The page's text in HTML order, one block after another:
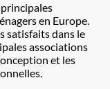
en Europe.
satisfaits dans le
associations
et les